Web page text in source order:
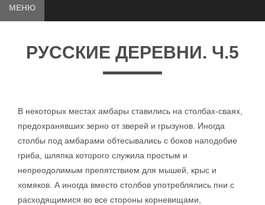
МЕНЮ
РУССКИЕ ДЕРЕВНИ. Ч.5
В некоторых местах амбары ставились на столбах-сваях,
предохранявших зерно от зверей и грызунов. Иногда
столбы под амбарами обтесывались с боков наподобие
гриба, шляпка которого служила простым и
непреодолимым препятствием для мышей, крыс и
хомяков. А иногда вместо столбов употреблялись пни с
расходящимися во все стороны корневищами,